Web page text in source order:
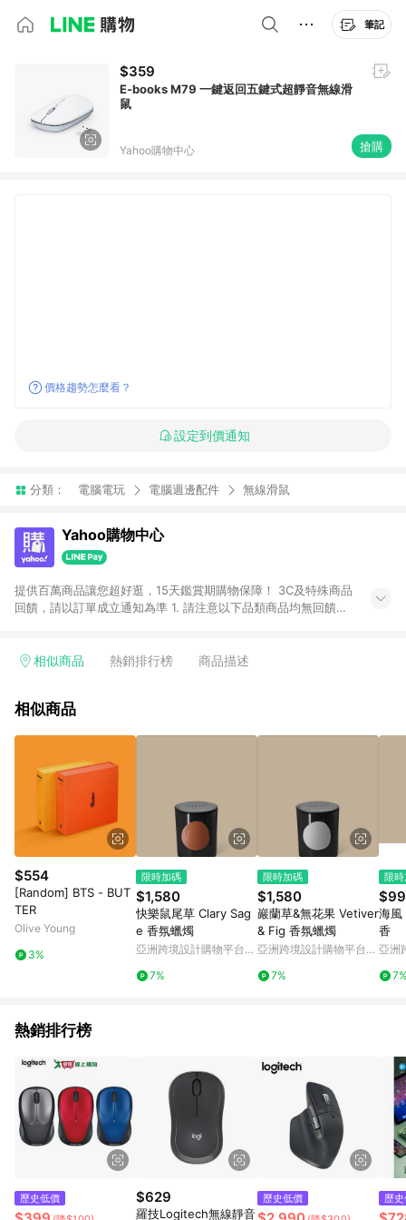
筆記
$359
E-books M79 一鍵返回五鍵式超靜音無線滑
鼠
Yahoo購物中心 搶購
價格趨勢怎麼看？
設定到價通知
分類： 電腦電玩 電腦週邊配件 無線滑鼠
Yahoo購物中心
提供百萬商品讓您超好逛，15天鑑賞期購物保障！ 3C及特殊商品
回饋，請以訂單成立通知為準 1. 請注意以下品類商品均無回饋：
電玩/遊戲/相機/單眼/鏡頭/拍立得 [2024/6/1起適用] -內接硬
的購回饋活動享Yahoo超贈點回饋者 - 購物中心商店之商品：商
價券等虛擬貨幣折抵 4. 大宗採購或批發轉賣不具回饋資格： 如
有相關事證認定您為大宗採購、批發轉賣而非最終消費使用者，
相關認定以Yahoo購物中心之認定為準
相似商品 熱銷排行榜 商品描述
相似商品
$554
[Random] BTS - BUT
TER
Olive Young
3%
限時加碼
$1,580
快樂鼠尾草 Clary Sag
e 香氛蠟燭
亞洲跨境設計購物平台
7%
限時加碼
$1,580
巖蘭草&無花果 Vetiver
& Fig 香氛蠟燭
亞洲跨境設計購物平台
7%
限
海
香
亞洲
熱銷排行榜
歷史低價 $629
羅技Logitech無線靜音
歷史低價 歷